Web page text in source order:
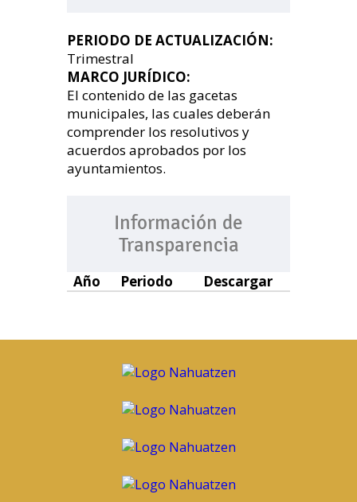
PERIODO DE ACTUALIZACIÓN:
Trimestral
MARCO JURÍDICO:
El contenido de las gacetas
municipales, las cuales deberán
comprender los resolutivos y
acuerdos aprobados por los
ayuntamientos.
Información de
Transparencia
Año Periodo Descargar